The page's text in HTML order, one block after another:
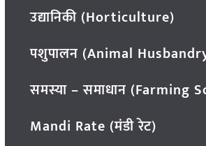
उद्यानिकी (Horticulture)
पशुपालन (Animal
समस्या – समाधान (Farming
Mandi Rate (मंडी रेट)